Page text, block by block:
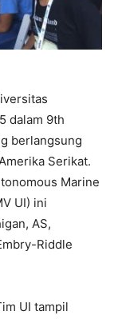
dalam 9th
berlangsung
Serikat.
Marine
UI) ini
AS,
Riddle
UI tampil